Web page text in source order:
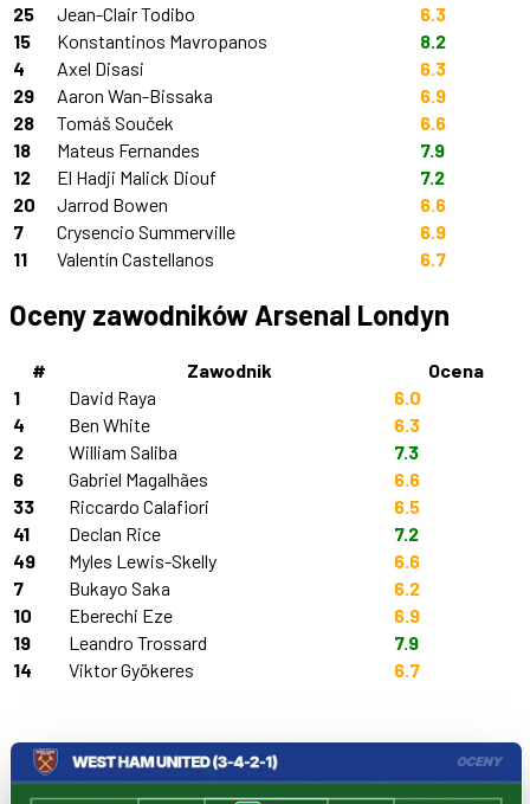
25
Jean-Clair Todibo
6.3
15
Konstantinos Mavropanos
8.2
4
Axel Disasi
6.3
29
Aaron Wan-Bissaka
6.9
28
Tomáš Souček
6.6
18
Mateus Fernandes
7.9
12
El Hadji Malick Diouf
7.2
20
Jarrod Bowen
6.6
7
Crysencio Summerville
6.9
11
Valentín Castellanos 6.7
Oceny zawodników Arsenal Londyn
# Zawodnik
Ocena
1
David Raya
6.0
4
Ben White
6.3
2
William Saliba
7.3
6
Gabriel Magalhães
6.6
33
Riccardo Calafiori
6.5
41
Declan Rice
7.2
49
Myles Lewis-Skelly
6.6
7
Bukayo Saka
6.2
10
Eberechi Eze
6.9
19
Leandro Trossard
7.9
14
Viktor Gyökeres 6.7